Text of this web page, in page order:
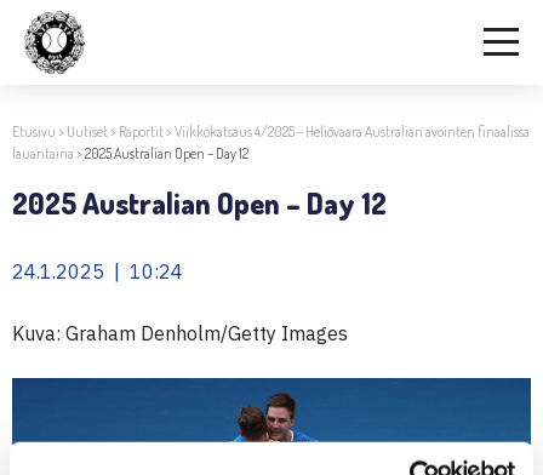
Etusivu > Uutiset> Raportit>Viikkokatsaus 4/2025 – Heliövaara Australian avointen finaalissa
lauantaina >2025 Australian Open – Day 12
2025 Australian Open – Day 12
24.1.2025 | 10:24
Kuva: Graham Denholm/Getty Images